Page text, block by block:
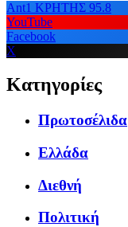
Ant1 ΚΡΗΤΗΣ 95.8
YouTube
Facebook
X
Κατηγορίες
Πρωτοσέλιδα
Ελλάδα
Διεθνή
Πολιτική